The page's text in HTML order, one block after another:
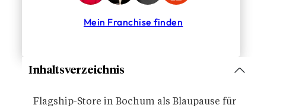
Mein Franchise finden
Inhaltsverzeichnis
Flagship-Store in Bochum als Blaupause für